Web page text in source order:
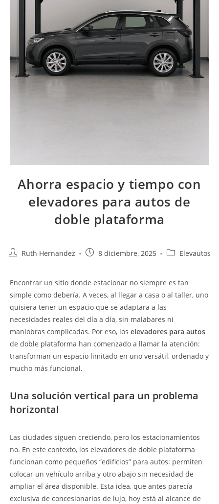
Ahorra espacio y tiempo con
elevadores para autos de
doble plataforma
Ruth Hernandez 8 diciembre, 2025 Elevautos
Encontrar un sitio donde estacionar no siempre es tan
simple como debería. A veces, al llegar a casa o al taller, uno
quisiera tener un espacio que se adaptara a las
necesidades reales del día a día, sin malabares ni
maniobras complicadas. Por eso, los elevadores para autos
de doble plataforma han comenzado a llamar la atención:
transforman un espacio limitado en uno versátil, ordenado y
mucho más funcional.
Una solución vertical para un problema
horizontal
Las ciudades siguen creciendo, pero los estacionamientos
no. En este contexto, los elevadores de doble plataforma
funcionan como pequeños “edificios” para autos: permiten
colocar un vehículo arriba y otro abajo sin necesidad de
ampliar el área disponible. Esta idea, que antes parecía
exclusiva de concesionarios de lujo, hoy está al alcance de